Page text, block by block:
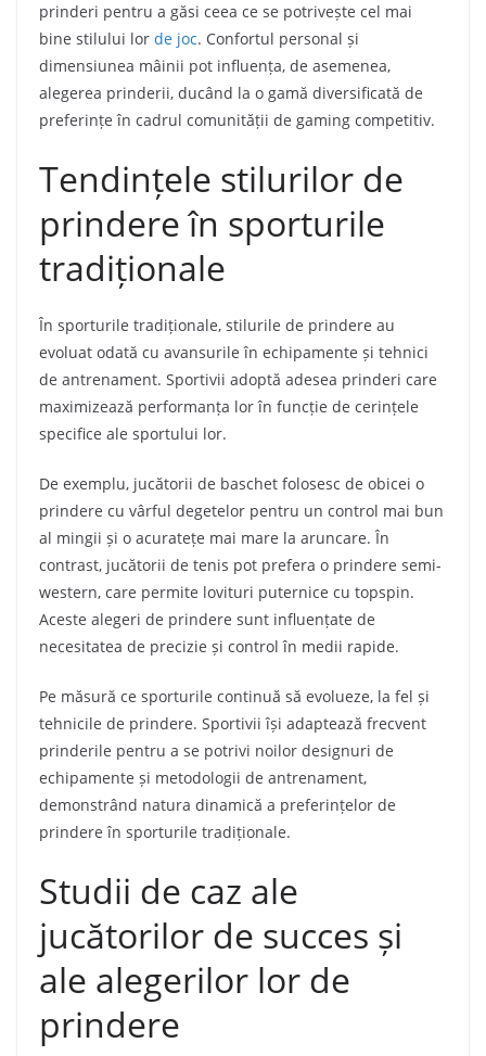
prinderi pentru a găsi ceea ce se potrivește cel mai
bine stilului lor de joc. Confortul personal și
dimensiunea mâinii pot influența, de asemenea,
alegerea prinderii, ducând la o gamă diversificată de
preferințe în cadrul comunității de gaming competitiv.
Tendințele stilurilor de
prindere în sporturile
tradiționale
În sporturile tradiționale, stilurile de prindere au
evoluat odată cu avansurile în echipamente și tehnici
de antrenament. Sportivii adoptă adesea prinderi care
maximizează performanța lor în funcție de cerințele
specifice ale sportului lor.
De exemplu, jucătorii de baschet folosesc de obicei o
prindere cu vârful degetelor pentru un control mai bun
al mingii și o acuratețe mai mare la aruncare. În
contrast, jucătorii de tenis pot prefera o prindere semi-
western, care permite lovituri puternice cu topspin.
Aceste alegeri de prindere sunt influențate de
necesitatea de precizie și control în medii rapide.
Pe măsură ce sporturile continuă să evolueze, la fel și
tehnicile de prindere. Sportivii își adaptează frecvent
prinderile pentru a se potrivi noilor designuri de
echipamente și metodologii de antrenament,
demonstrând natura dinamică a preferințelor de
prindere în sporturile tradiționale.
Studii de caz ale
jucătorilor de succes și
ale alegerilor lor de
prindere